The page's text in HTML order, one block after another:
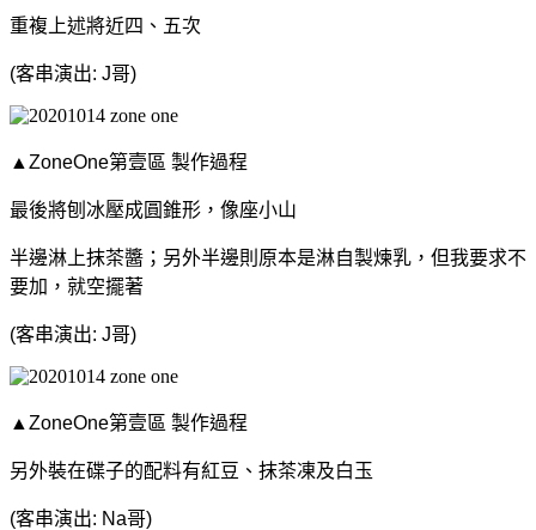
重複上述將近四、五次
(客串演出: J哥)
▲ZoneOne第壹區 製作過程
最後將刨冰壓成圓錐形，像座小山
半邊淋上抹茶醬； 另外半邊則原本是淋自製煉乳，但我要求不
要加，就空擺著
(客串演出: J哥)
▲ZoneOne第壹區 製作過程
另外裝在碟子的配料有紅豆、抹茶凍及白玉
(客串演出: Na哥)